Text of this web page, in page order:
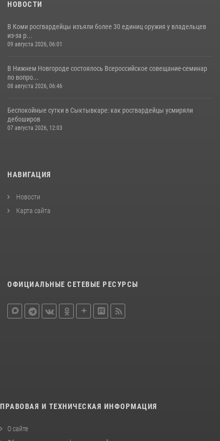
НОВОСТИ
В Коми росгвардейцы изъяли более 30 единиц оружия у владельцев
из-за р...
09 августа 2026, 06:01
В Нижнем Новгороде состоялось Всероссийское совещание-семинар
по вопро...
08 августа 2026, 06:46
Беспокойные сутки в Сыктывкаре: как росгвардейцы усмиряли
дебоширов
07 августа 2026, 12:03
НАВИГАЦИЯ
Новости
Карта сайта
ОФИЦИАЛЬНЫЕ СЕТЕВЫЕ РЕСУРСЫ
ПРАВОВАЯ И ТЕХНИЧЕСКАЯ ИНФОРМАЦИЯ
О сайте